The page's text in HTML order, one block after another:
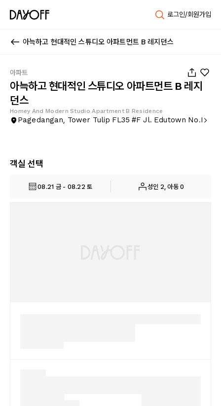
로그인/회원가입
아늑하고 현대적인 스튜디오 아파트먼트 B 레지던스
아파트
아늑하고 현대적인 스튜디오 아파트먼트 B 레지
던스
Homey And Modern Studio Apartment B Residence
Pagedangan, Tower Tulip FL35 #F Jl. Edutown No.I
객실 선택
08.21 금 - 08.22 토 성인 2, 아동 0